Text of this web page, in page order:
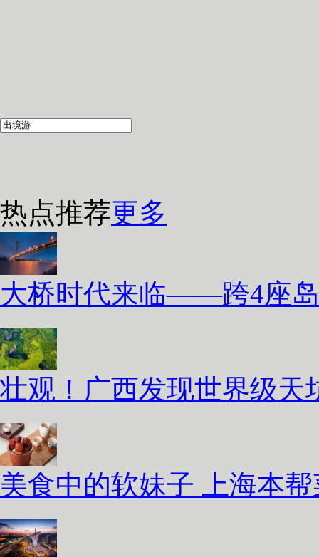
热点推荐更多
大桥时代来临——跨4座
壮观！广西发现世界级天
美食中的软妹子 上海本